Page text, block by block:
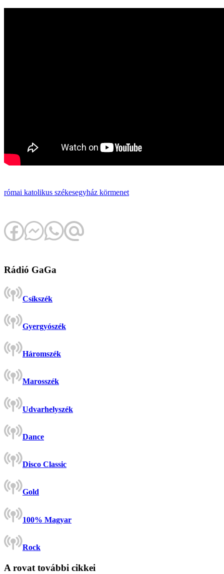
római katolikus székesegyház körmenet
Rádió GaGa
Csíkszék
Gyergyószék
Háromszék
Marosszék
Udvarhelyszék
Dance
Disco Classic
Gold
100% Magyar
Rock
A rovat további cikkei